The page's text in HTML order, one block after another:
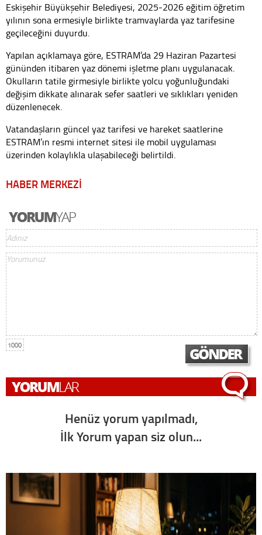
Eskişehir Büyükşehir Belediyesi, 2025-2026 eğitim öğretim
yılının sona ermesiyle birlikte tramvaylarda yaz tarifesine
geçileceğini duyurdu.
Yapılan açıklamaya göre, ESTRAM’da 29 Haziran Pazartesi
gününden itibaren yaz dönemi işletme planı uygulanacak.
Okulların tatile girmesiyle birlikte yolcu yoğunluğundaki
değişim dikkate alınarak sefer saatleri ve sıklıkları yeniden
düzenlenecek.
Vatandaşların güncel yaz tarifesi ve hareket saatlerine
ESTRAM’ın resmi internet sitesi ile mobil uygulaması
üzerinden kolaylıkla ulaşabileceği belirtildi.
HABER MERKEZİ
1000
Henüz yorum yapılmadı,
İlk Yorum yapan siz olun...